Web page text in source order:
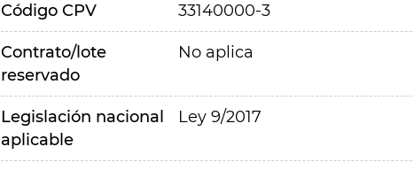
Código CPV 33140000-3
Contrato/lote
reservado
No aplica
Legislación nacional
aplicable
Ley 9/2017